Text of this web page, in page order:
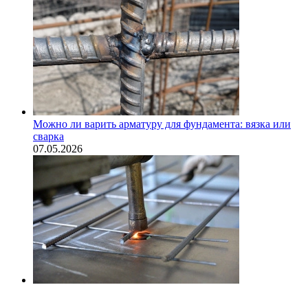
Можно ли варить арматуру для фундамента: вязка или
сварка
07.05.2026